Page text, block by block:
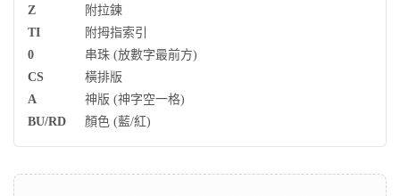
Z
附拉鍊
TI
附拇指索引
0
串珠 (放數字最前方)
CS
橫排版
A
神版 (神字空一格)
BU/RD
顏色 (藍/紅)